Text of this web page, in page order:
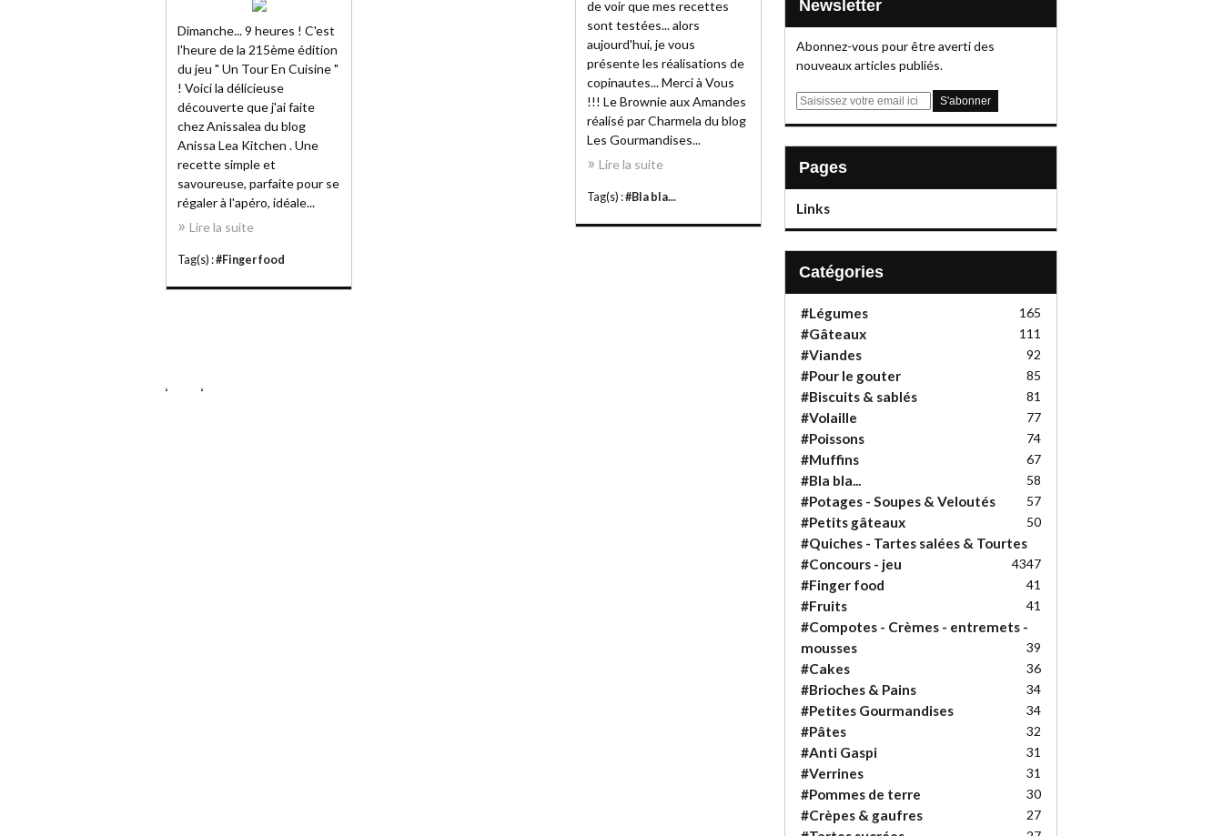
Dimanche... 9 heures ! C'est
l'heure de la 215ème édition
du jeu " Un Tour En Cuisine "
! Voici la délicieuse
découverte que j'ai faite
chez Anissalea du blog
Anissa Lea Kitchen . Une
recette simple et
savoureuse, parfaite pour se
régaler à l'apéro, idéale...
Lire la suite
Tag(s) :#Finger food
de voir que mes recettes
sont testées... alors
aujourd'hui, je vous
présente les réalisations de
copinautes... Merci à Vous
!!! Le Brownie aux Amandes
réalisé par Charmela du blog
Les Gourmandises...
Lire la suite
Tag(s) :#Bla bla...
Newsletter
Abonnez-vous pour être averti des
nouveaux articles publiés.
E
Pages
Links
Catégories
#Légumes 165
#Gâteaux 111
#Viandes 92
#Pour le gouter 85
#Biscuits & sablés 81
#Volaille 77
#Poissons 74
#Muffins 67
#Bla bla... 58
#Potages - Soupes & Veloutés 57
#Petits gâteaux 50
#Quiches - Tartes salées & Tourtes
47
#Concours - jeu 43
#Finger food 41
#Fruits 41
#Compotes - Crèmes - entremets -
mousses
39
#Cakes 36
#Brioches & Pains 34
#Petites Gourmandises 34
#Pâtes 32
#Anti Gaspi 31
#Verrines 31
#Pommes de terre 30
#Crèpes & gaufres 27